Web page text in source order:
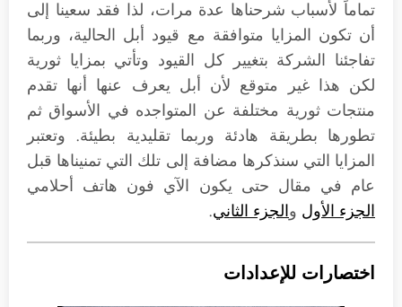
تماماً لأسباب شرحناها عدة مرات، لذا فقد سعينا إلى
أن تكون المزايا متوافقة مع قيود أبل الحالية، وربما
تفاجئنا الشركة بتغيير كل القيود وتأتي بمزايا ثورية
لكن هذا غير متوقع لأن أبل يعرف عنها أنها تقدم
منتجات ثورية مختلفة عن المتواجده في الأسواق ثم
تطورها بطريقة هادئة وربما تقليدية بطيئة. وتعتبر
المزايا التي سنذكرها مضافة إلى تلك التي تمنيناها قبل
عام في مقال حتى يكون الآي فون هاتف أحلامي
الجزء الأول والجزء الثاني.
اختصارات للإعدادات